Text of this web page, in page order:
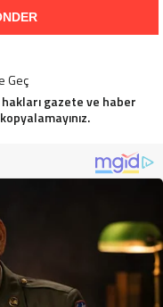
Geç
gazete ve haber